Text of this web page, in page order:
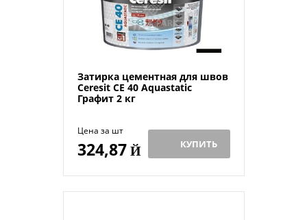
Затирка цементная для швов
Ceresit CE 40 Aquastatic
Графит 2 кг
Цена за шт
324,87Й КУПИТЬ